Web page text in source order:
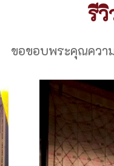
รี
ขอขอบพระคุณควา